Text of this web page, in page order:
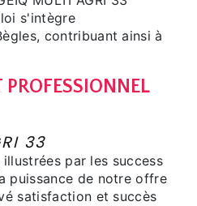
s'intègre
contribuant ainsi à
33
par les success
puissance de notre offre
satisfaction et succès